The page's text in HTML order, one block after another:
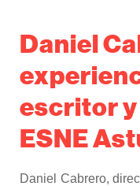
Daniel
escritor
ESNE
Daniel Cabrero,